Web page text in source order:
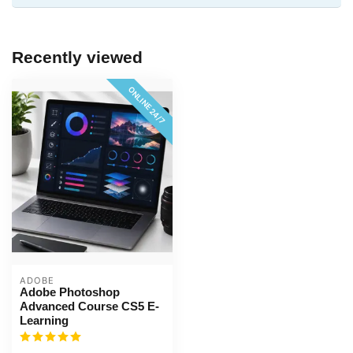
Recently viewed
ONLINE 24/7
ADOBE
Adobe Photoshop
Advanced Course CS5 E-
Learning